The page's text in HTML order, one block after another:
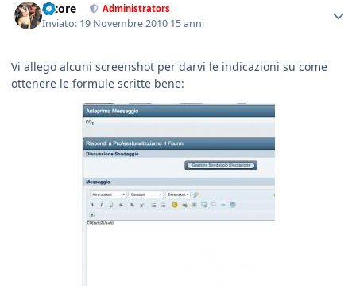
tatore Administrators
Inviato: 19 Novembre 2010 15 anni
Vi allego alcuni screenshot per darvi le indicazioni su come
ottenere le formule scritte bene: